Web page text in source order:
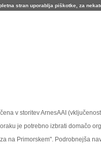
stran uporablja piškotke, za
v storitev ArnesAAI
je potrebno izbrati domačo
na Primorskem". Podrobnejša